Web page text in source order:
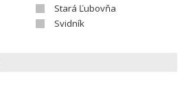
Stará Ľubovňa
Svidník